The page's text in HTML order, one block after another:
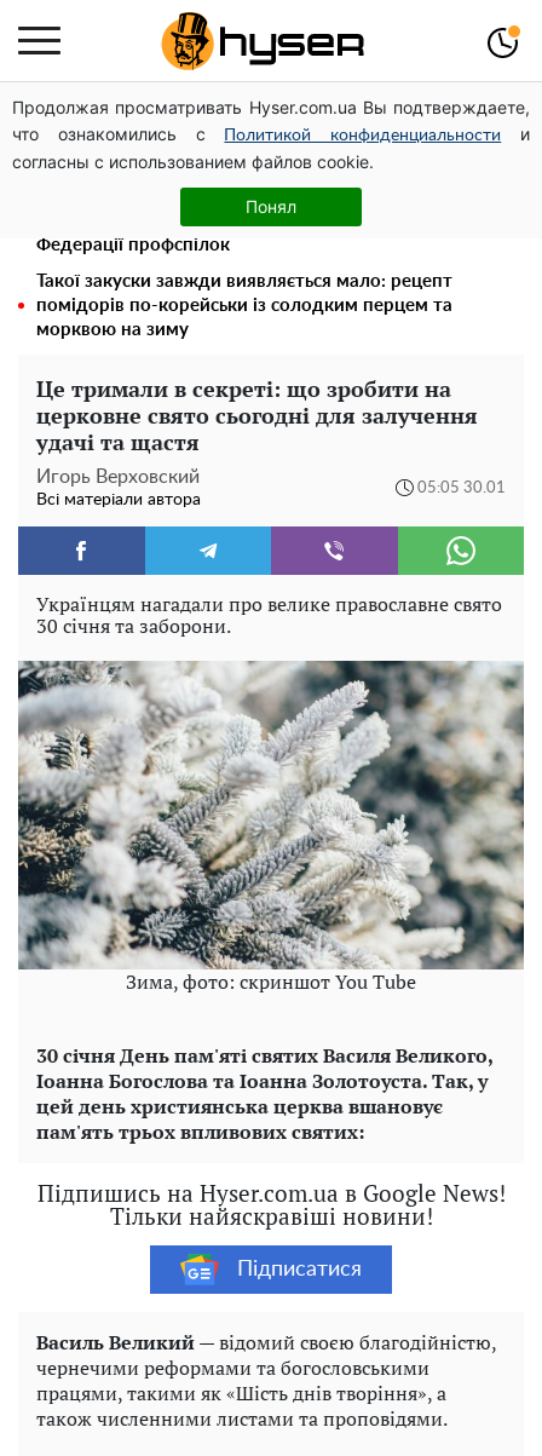
Продолжая просматривать Hyser.com.ua Вы подтверждаете,
что ознакомились с
Политикой конфиденциальности
и
согласны с использованием файлов cookie.
Понял
Дрони із націнкою: Олександр Конотопський вивів
мільйони оборонного бюджету через фіктивну фірму в
Естонії
Павло Прудніков та його дивовижна кар'єра від актора
у російському театрі до номінанта у керівники
Федерації профспілок
Такої закуски завжди виявляється мало: рецепт
помідорів по-корейськи із солодким перцем та
морквою на зиму
Це тримали в секреті: що зробити на
церковне свято сьогодні для залучення
удачі та щастя
Игорь Верховский
Всі матеріали автора
05:05 30.01
Українцям нагадали про велике православне свято
30 січня та заборони.
Зима, фото: скриншот You Tube
30 січня День пам'яті святих Василя Великого,
Іоанна Богослова та Іоанна Золотоуста. Так, у
цей день християнська церква вшановує
пам'ять трьох впливових святих:
Підпишись на Hyser.com.ua в Google News!
Тільки найяскравіші новини!
Підписатися
Василь Великий— відомий своєю благодійністю,
чернечими реформами та богословськими
працями, такими як «Шість днів творіння», а
також численними листами та проповідями.